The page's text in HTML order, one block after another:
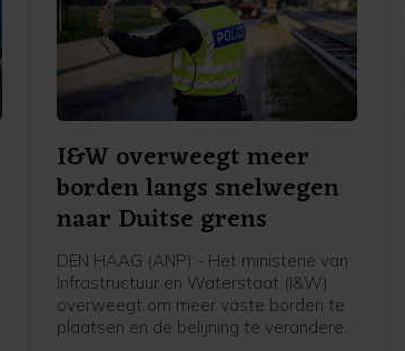
I&W overweegt meer
borden langs snelwegen
naar Duitse grens
DEN HAAG (ANP) - Het ministerie van
Infrastructuur en Waterstaat (I&W)
overweegt om meer vaste borden te
plaatsen en de belijning te veranderen